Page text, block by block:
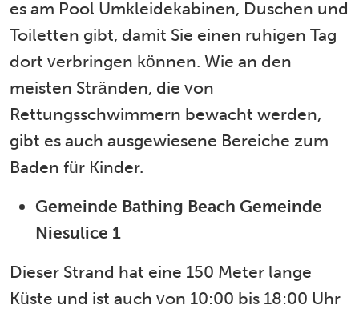
es am Pool Umkleidekabinen, Duschen und
Toiletten gibt, damit Sie einen ruhigen Tag
dort verbringen können. Wie an den
meisten Stränden, die von
Rettungsschwimmern bewacht werden,
gibt es auch ausgewiesene Bereiche zum
Baden für Kinder.
Gemeinde Bathing Beach Gemeinde
Niesulice 1
Dieser Strand hat eine 150 Meter lange
Küste und ist auch von 10:00 bis 18:00 Uhr